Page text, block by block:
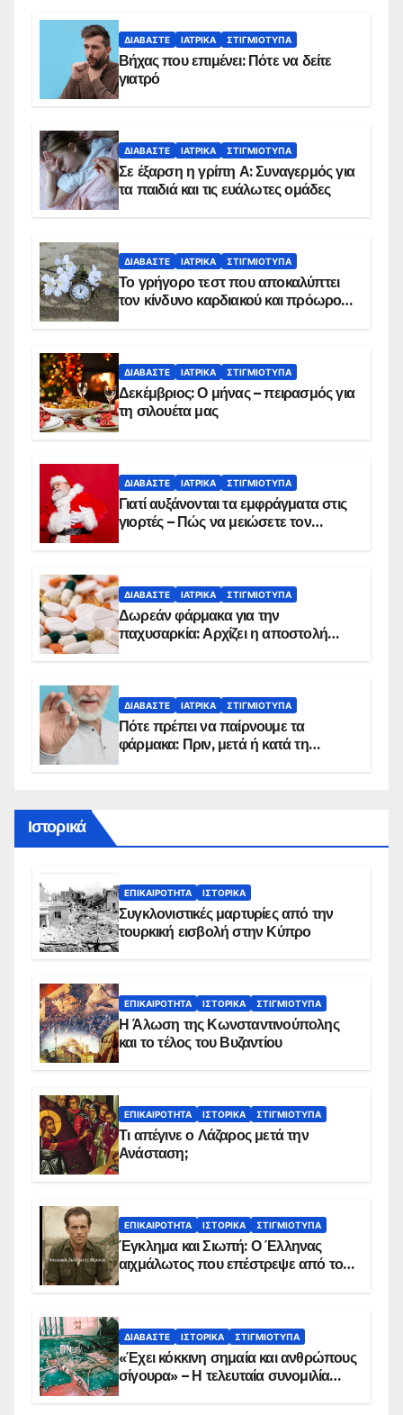
ΔΙΑΒΆΣΤΕ ΙΑΤΡΙΚΆ ΣΤΙΓΜΙΌΤΥΠΑ
Βήχας που επιμένει: Πότε να δείτε
γιατρό
ΔΙΑΒΆΣΤΕ ΙΑΤΡΙΚΆ ΣΤΙΓΜΙΌΤΥΠΑ
Σε έξαρση η γρίπη Α: Συναγερμός για
τα παιδιά και τις ευάλωτες ομάδες
ΔΙΑΒΆΣΤΕ ΙΑΤΡΙΚΆ ΣΤΙΓΜΙΌΤΥΠΑ
Το γρήγορο τεστ που αποκαλύπτει
τον κίνδυνο καρδιακού και πρόωρου
ΔΙΑΒΆΣΤΕ ΙΑΤΡΙΚΆ ΣΤΙΓΜΙΌΤΥΠΑ
Δεκέμβριος: Ο μήνας – πειρασμός για
τη σιλουέτα μας
ΔΙΑΒΆΣΤΕ ΙΑΤΡΙΚΆ ΣΤΙΓΜΙΌΤΥΠΑ
Γιατί αυξάνονται τα εμφράγματα στις
γιορτές – Πώς να μειώσετε τον
ΔΙΑΒΆΣΤΕ ΙΑΤΡΙΚΆ ΣΤΙΓΜΙΌΤΥΠΑ
Δωρεάν φάρμακα για την
παχυσαρκία: Αρχίζει η αποστολή
ΔΙΑΒΆΣΤΕ ΙΑΤΡΙΚΆ ΣΤΙΓΜΙΌΤΥΠΑ
Πότε πρέπει να παίρνουμε τα
φάρμακα: Πριν, μετά ή κατά τη
Ιστορικά
ΕΠΙΚΑΙΡΌΤΗΤΑ ΙΣΤΟΡΙΚΆ
Συγκλονιστικές μαρτυρίες από την
τουρκική εισβολή στην Κύπρο
ΕΠΙΚΑΙΡΌΤΗΤΑ ΙΣΤΟΡΙΚΆ ΣΤΙΓΜΙΌΤΥΠΑ
Η Άλωση της Κωνσταντινούπολης
και το τέλος του Βυζαντίου
ΕΠΙΚΑΙΡΌΤΗΤΑ ΙΣΤΟΡΙΚΆ ΣΤΙΓΜΙΌΤΥΠΑ
Τι απέγινε ο Λάζαρος μετά την
Ανάσταση;
ΕΠΙΚΑΙΡΌΤΗΤΑ ΙΣΤΟΡΙΚΆ ΣΤΙΓΜΙΌΤΥΠΑ
Έγκλημα και Σιωπή: Ο Έλληνας
αιχμάλωτος που επέστρεψε από το
ΔΙΑΒΆΣΤΕ ΙΣΤΟΡΙΚΆ ΣΤΙΓΜΙΌΤΥΠΑ
«Έχει κόκκινη σημαία και ανθρώπους
σίγουρα» – Η τελευταία συνομιλία